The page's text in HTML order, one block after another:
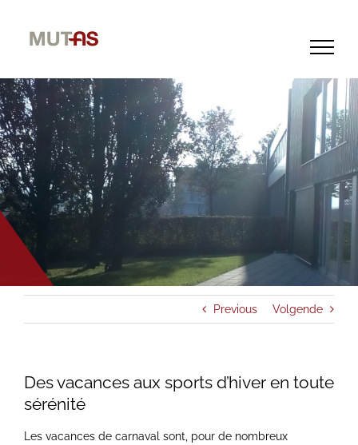
Previous Volgende
Des vacances aux sports d’hiver en toute
sérénité
Les vacances de carnaval sont, pour de nombreux